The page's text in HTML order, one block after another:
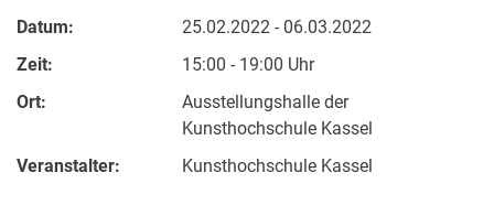
Datum:
25.02.2022 - 06.03.2022
Zeit:
15:00 - 19:00 Uhr
Ort:
Ausstellungshalle der
Kunsthochschule Kassel
Veranstalter:
Kunsthochschule Kassel